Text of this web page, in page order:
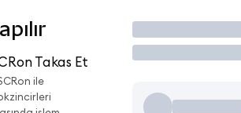
Takas Et
ile
İşlem Yap